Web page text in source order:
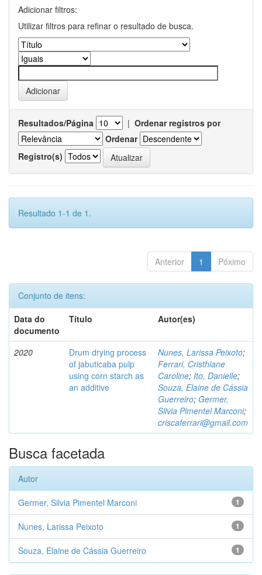
Adicionar filtros:
Utilizar filtros para refinar o resultado de busca.
Resultados/Página | Ordenar registros por
Ordenar
Registro(s)
Resultado 1-1 de 1.
Anterior 1 Póximo
Conjunto de itens:
Data do
documento
Título Autor(es)
2020
Drum drying process
of jabuticaba pulp
using corn starch as
an additive
Nunes, Larissa Peixoto;
Ferrari, Cristhiane
Caroline; Ito, Danielle;
Souza, Elaine de Cássia
Guerreiro; Germer,
Silvia Pimentel Marconi;
criscaferrari@gmail.com
Busca facetada
Autor
1
Germer, Silvia Pimentel Marconi
1
Nunes, Larissa Peixoto
1
Souza, Elaine de Cássia Guerreiro